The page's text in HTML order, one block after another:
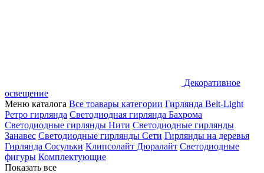
Декоративное
освещение
Меню каталога Все тоавары категории Гирлянда Belt-Light
Ретро гирлянда Светодиодная гирлянда Бахрома
Светодиодные гирлянды Нити Светодиодные гирлянды
Занавес Светодиодные гирлянды Сети Гирлянды на деревья
Гирлянда Сосульки Клипсолайт Дюралайт Светодиодные
фигуры Комплектующие
Показать все